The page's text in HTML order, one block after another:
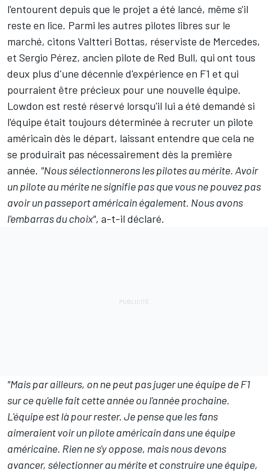
l'entourent depuis que le projet a été lancé, même s'il
reste en lice. Parmi les autres pilotes libres sur le
marché, citons Valtteri Bottas, réserviste de Mercedes,
et Sergio Pérez, ancien pilote de Red Bull, qui ont tous
deux plus d'une décennie d'expérience en F1 et qui
pourraient être précieux pour une nouvelle équipe.
Lowdon est resté réservé lorsqu'il lui a été demandé si
l'équipe était toujours déterminée à recruter un pilote
américain dès le départ, laissant entendre que cela ne
se produirait pas nécessairement dès la première
année. "Nous sélectionnerons les pilotes au mérite. Avoir
un pilote au mérite ne signifie pas que vous ne pouvez pas
avoir un passeport américain également. Nous avons
l'embarras du choix", a-t-il déclaré.
"Mais par ailleurs, on ne peut pas juger une équipe de F1
sur ce qu'elle fait cette année ou l'année prochaine.
L'équipe est là pour rester. Je pense que les fans
aimeraient voir un pilote américain dans une équipe
américaine. Rien ne s'y oppose, mais nous devons
avancer, sélectionner au mérite et construire une équipe,